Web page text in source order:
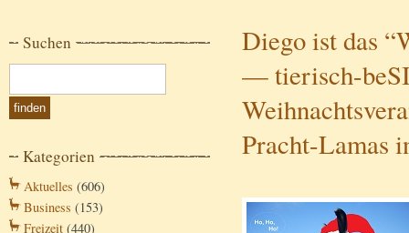
Suchen
Kategorien
Aktuelles (606)
Business (153)
Freizeit (440)
Diego ist das
— tierisch-
Pracht-Lamas